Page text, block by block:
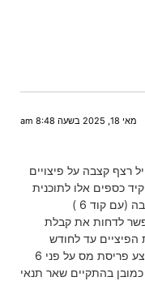
מאי 18, 2025 בשעה 8:48 am
רצף קצבה על פיצויים
כספים אלו לתוכנית
(עם קוד 6 )
לדחות את קבלת
הפיציים עד לחודש
ספטמבר של שנת הפרישה הסופית ואז לבצע פריסת מס על פני 6
בהתקיים שאר תנאי